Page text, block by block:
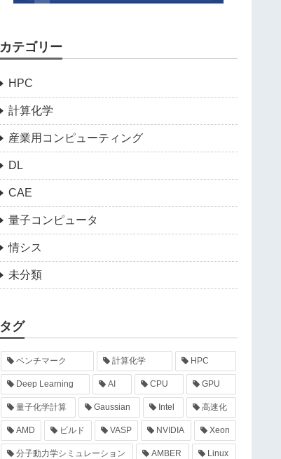
カテゴリー
HPC
計算化学
産業用コンピューティング
DL
CAE
量子コンピュータ
情シス
未分類
タグ
ベンチマーク 計算化学 HPC
Deep Learning AI CPU GPU
量子化学計算 Gaussian Intel 高速化
AMD ビルド VASP NVIDIA Xeon
分子動力学シミュレーション AMBER Linux